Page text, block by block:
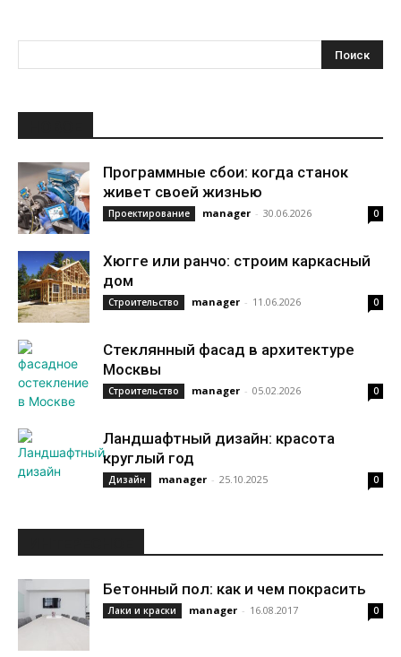
Программные сбои: когда станок
живет своей жизнью
Проектирование manager - 30.06.2026 0
Хюгге или ранчо: строим каркасный
дом
Строительство manager - 11.06.2026 0
Стеклянный фасад в архитектуре
Москвы
Строительство manager - 05.02.2026 0
Ландшафтный дизайн: красота
круглый год
Дизайн manager - 25.10.2025 0
Бетонный пол: как и чем покрасить
Лаки и краски manager - 16.08.2017 0